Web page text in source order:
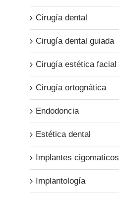
Cirugía dental
Cirugía dental guiada
Cirugía estética facial
Cirugía ortognática
Endodoncia
Estética dental
Implantes cigomaticos
Implantología